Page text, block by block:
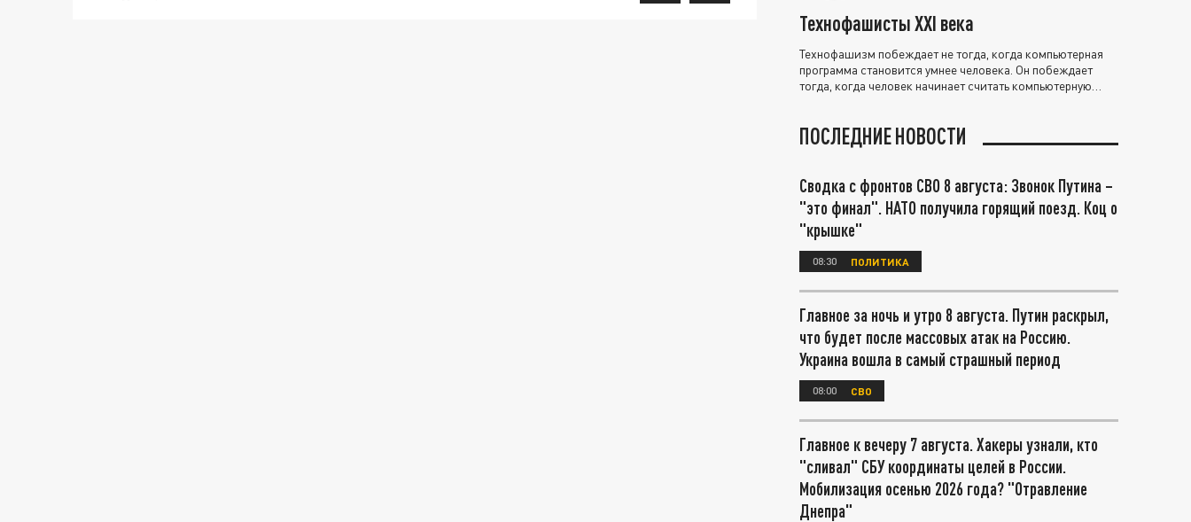
Технофашисты XXI века
Технофашизм побеждает не тогда, когда компьютерная
программа становится умнее человека. Он побеждает
тогда, когда человек начинает считать компьютерную
ПОСЛЕДНИЕ НОВОСТИ
Сводка с фронтов СВО 8 августа: Звонок Путина –
"это финал". НАТО получила горящий поезд. Коц о
"крышке"
08:30 ПОЛИТИКА
Главное за ночь и утро 8 августа. Путин раскрыл,
что будет после массовых атак на Россию.
Украина вошла в самый страшный период
08:00 СВО
Главное к вечеру 7 августа. Хакеры узнали, кто
"сливал" СБУ координаты целей в России.
Мобилизация осенью 2026 года? "Отравление
Днепра"